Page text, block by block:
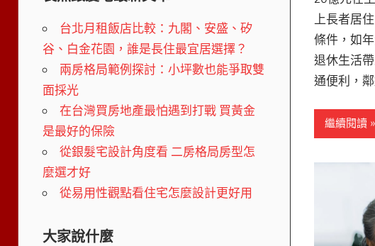
上長者居
條件，如
退休生活
通便利，
繼續閱讀
台北月租飯店比較：九閣、安盛、矽
谷、白金花園，誰是長住最宜居選擇？
兩房格局範例探討：小坪數也能爭取雙
面採光
在台灣買房地產最怕遇到打戰 買黃金
是最好的保險
從銀髮宅設計角度看 二房格局房型怎
麼選才好
從易用性觀點看住宅怎麼設計更好用
大家說什麼